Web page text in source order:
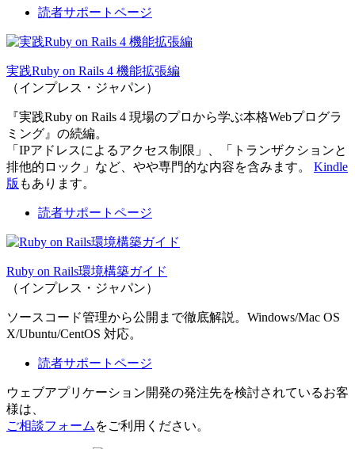
読者サポートページ
実践Ruby on Rails 4 機能拡張編
（インプレス・ジャパン）
『実践Ruby on Rails 4 現場のプロから学ぶ本格Webプログラ
ミング』の続編。
「IPアドレスによるアクセス制限」、「トランザクションと
排他的ロック」など、やや専門的な内容を含みます。 Kindle
版 もあります。
読者サポートページ
Ruby on Rails環境構築ガイド
（インプレス・ジャパン）
ソースコード管理から公開まで徹底解説。Windows/Mac OS
X/Ubuntu/CentOS 対応。
読者サポートページ
ウェブアプリケーション開発の発注先を検討されているお客
様は、
ご相談フォーム をご利用ください。